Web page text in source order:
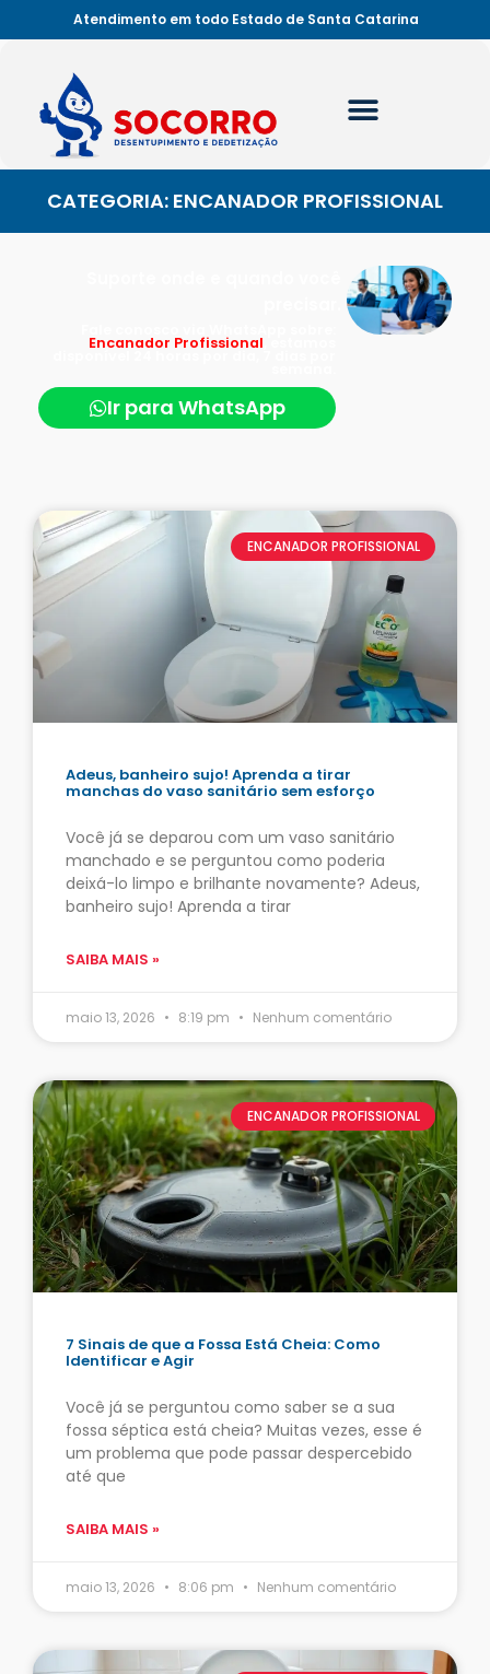
Atendimento em todo Estado de Santa Catarina
CATEGORIA: ENCANADOR PROFISSIONAL
Encanador Profissional
Ir para WhatsApp
ENCANADOR PROFISSIONAL
Adeus, banheiro sujo! Aprenda a tirar
manchas do vaso sanitário sem esforço
Você já se deparou com um vaso sanitário
manchado e se perguntou como poderia
deixá-lo limpo e brilhante novamente? Adeus,
banheiro sujo! Aprenda a tirar
SAIBA MAIS »
maio 13, 2026 8:19 pm Nenhum comentário
ENCANADOR PROFISSIONAL
7 Sinais de que a Fossa Está Cheia: Como
Identificar e Agir
Você já se perguntou como saber se a sua
fossa séptica está cheia? Muitas vezes, esse é
um problema que pode passar despercebido
até que
SAIBA MAIS »
maio 13, 2026 8:06 pm Nenhum comentário